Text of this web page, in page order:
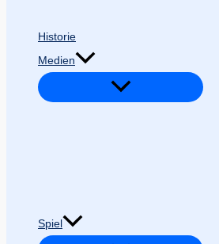
Historie
Medien
Spiel